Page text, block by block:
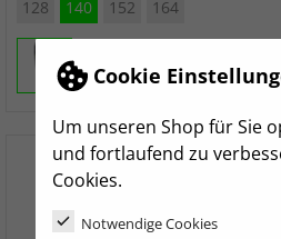
Cookie
Um unseren Shop für Sie
und fortlaufend zu
Cookies.
Notwendige Cookies
128 140 152 164